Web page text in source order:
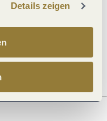
Details zeigen